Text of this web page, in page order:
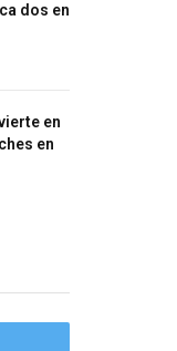
dos en
en
en